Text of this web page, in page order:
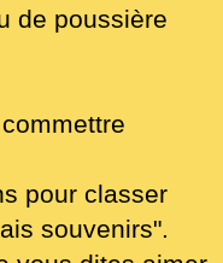
de poussière
pour classer
souvenirs".